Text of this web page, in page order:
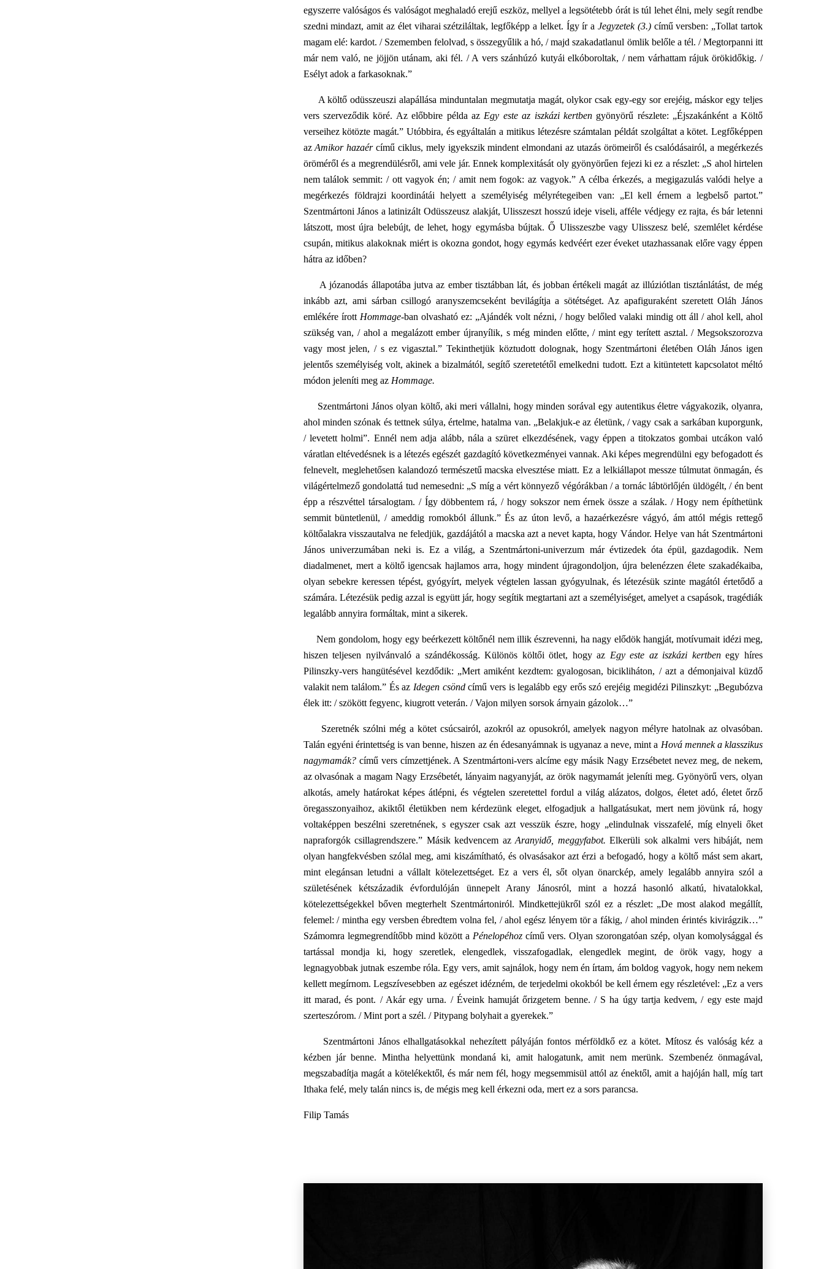
egyszerre valóságos és valóságot meghaladó erejű eszköz, mellyel a legsötétebb órát is túl lehet élni, mely segít rendbe
szedni mindazt, amit az élet viharai szétziláltak, legfőképp a lelket. Így ír aJegyzetek (3.) című versben: „Tollat tartok
magam elé: kardot. / Szememben felolvad, s összegyűlik a hó, / majd szakadatlanul ömlik belőle a tél. / Megtorpanni itt
már nem való, ne jöjjön utánam, aki fél. / A vers szánhúzó kutyái elkóboroltak, / nem várhattam rájuk örökidőkig. /
Esélyt adok a farkasoknak.”
A költő odüsszeuszi alapállása minduntalan megmutatja magát, olykor csak egy-egy sor erejéig, máskor egy teljes
vers szerveződik köré. Az előbbire példa az Egy este az iszkázi kertben gyönyörű részlete: „Éjszakánként a Költő
verseihez kötözte magát.” Utóbbira, és egyáltalán a mitikus létezésre számtalan példát szolgáltat a kötet. Legfőképpen
azAmikor hazaércímű ciklus, mely igyekszik mindent elmondani az utazás örömeiről és csalódásairól, a megérkezés
öröméről és a megrendülésről, ami vele jár. Ennek komplexitását oly gyönyörűen fejezi ki ez a részlet: „S ahol hirtelen
nem találok semmit: / ott vagyok én; / amit nem fogok: az vagyok.” A célba érkezés, a megigazulás valódi helye a
megérkezés földrajzi koordinátái helyett a személyiség mélyrétegeiben van: „El kell érnem a legbelső partot.”
Szentmártoni János a latinizált Odüsszeusz alakját, Ulisszeszt hosszú ideje viseli, afféle védjegy ez rajta, és bár letenni
látszott, most újra belebújt, de lehet, hogy egymásba bújtak. Ő Ulisszeszbe vagy Ulisszesz belé, szemlélet kérdése
csupán, mitikus alakoknak miért is okozna gondot, hogy egymás kedvéért ezer éveket utazhassanak előre vagy éppen
hátra az időben?
A józanodás állapotába jutva az ember tisztábban lát, és jobban értékeli magát az illúziótlan tisztánlátást, de még
inkább azt, ami sárban csillogó aranyszemcseként bevilágítja a sötétséget. Az apafiguraként szeretett Oláh János
emlékére írott Hommage-ban olvasható ez: „Ajándék volt nézni, / hogy belőled valaki mindig ott áll / ahol kell, ahol
szükség van, / ahol a megalázott ember újranyílik, s még minden előtte, / mint egy terített asztal. / Megsokszorozva
vagy most jelen, / s ez vigasztal.” Tekinthetjük köztudott dolognak, hogy Szentmártoni életében Oláh János igen
jelentős személyiség volt, akinek a bizalmától, segítő szeretetétől emelkedni tudott. Ezt a kitüntetett kapcsolatot méltó
módon jeleníti meg az Hommage.
Szentmártoni János olyan költő, aki meri vállalni, hogy minden sorával egy autentikus életre vágyakozik, olyanra,
ahol minden szónak és tettnek súlya, értelme, hatalma van. „Belakjuk-e az életünk, / vagy csak a sarkában kuporgunk,
/ levetett holmi”. Ennél nem adja alább, nála a szüret elkezdésének, vagy éppen a titokzatos gombai utcákon való
váratlan eltévedésnek is a létezés egészét gazdagító következményei vannak. Aki képes megrendülni egy befogadott és
felnevelt, meglehetősen kalandozó természetű macska elvesztése miatt. Ez a lelkiállapot messze túlmutat önmagán, és
világértelmező gondolattá tud nemesedni: „S míg a vért könnyező végórákban / a tornác lábtörlőjén üldögélt, / én bent
épp a részvéttel társalogtam. / Így döbbentem rá, / hogy sokszor nem érnek össze a szálak. / Hogy nem építhetünk
semmit büntetlenül, / ameddig romokból állunk.” És az úton levő, a hazaérkezésre vágyó, ám attól mégis rettegő
költőalakra visszautalva ne feledjük, gazdájától a macska azt a nevet kapta, hogy Vándor. Helye van hát Szentmártoni
János univerzumában neki is. Ez a világ, a Szentmártoni-univerzum már évtizedek óta épül, gazdagodik. Nem
diadalmenet, mert a költő igencsak hajlamos arra, hogy mindent újragondoljon, újra belenézzen élete szakadékaiba,
olyan sebekre keressen tépést, gyógyírt, melyek végtelen lassan gyógyulnak, és létezésük szinte magától értetődő a
számára. Létezésük pedig azzal is együtt jár, hogy segítik megtartani azt a személyiséget, amelyet a csapások, tragédiák
legalább annyira formáltak, mint a sikerek.
Nem gondolom, hogy egy beérkezett költőnél nem illik észrevenni, ha nagy elődök hangját, motívumait idézi meg,
hiszen teljesen nyilvánvaló a szándékosság. Különös költői ötlet, hogy az Egy este az iszkázi kertbenegy híres
Pilinszky-vers hangütésével kezdődik: „Mert amiként kezdtem: gyalogosan, bicikliháton, / azt a démonjaival küzdő
valakit nem találom.” És az Idegen csöndcímű vers is legalább egy erős szó erejéig megidézi Pilinszkyt: „Begubózva
élek itt: / szökött fegyenc, kiugrott veterán. / Vajon milyen sorsok árnyain gázolok…”
Szeretnék szólni még a kötet csúcsairól, azokról az opusokról, amelyek nagyon mélyre hatolnak az olvasóban.
Talán egyéni érintettség is van benne, hiszen az én édesanyámnak is ugyanaz a neve, mint a Hová mennek a klasszikus
nagymamák?című vers címzettjének. A Szentmártoni-vers alcíme egy másik Nagy Erzsébetet nevez meg, de nekem,
az olvasónak a magam Nagy Erzsébetét, lányaim nagyanyját, az örök nagymamát jeleníti meg. Gyönyörű vers, olyan
alkotás, amely határokat képes átlépni, és végtelen szeretettel fordul a világ alázatos, dolgos, életet adó, életet őrző
öregasszonyaihoz, akiktől életükben nem kérdezünk eleget, elfogadjuk a hallgatásukat, mert nem jövünk rá, hogy
voltaképpen beszélni szeretnének, s egyszer csak azt vesszük észre, hogy „elindulnak visszafelé, míg elnyeli őket
napraforgók csillagrendszere.” Másik kedvencem azAranyidő, meggyfabot. Elkerüli sok alkalmi vers hibáját, nem
olyan hangfekvésben szólal meg, ami kiszámítható, és olvasásakor azt érzi a befogadó, hogy a költő mást sem akart,
mint elegánsan letudni a vállalt kötelezettséget. Ez a vers él, sőt olyan önarckép, amely legalább annyira szól a
születésének kétszázadik évfordulóján ünnepelt Arany Jánosról, mint a hozzá hasonló alkatú, hivatalokkal,
kötelezettségekkel bőven megterhelt Szentmártoniról. Mindkettejükről szól ez a részlet: „De most alakod megállít,
felemel: / mintha egy versben ébredtem volna fel, / ahol egész lényem tör a fákig, / ahol minden érintés kivirágzik…”
Számomra legmegrendítőbb mind között a Pénelopéhoz című vers. Olyan szorongatóan szép, olyan komolysággal és
tartással mondja ki, hogy szeretlek, elengedlek, visszafogadlak, elengedlek megint, de örök vagy, hogy a
legnagyobbak jutnak eszembe róla. Egy vers, amit sajnálok, hogy nem én írtam, ám boldog vagyok, hogy nem nekem
kellett megírnom. Legszívesebben az egészet idézném, de terjedelmi okokból be kell érnem egy részletével: „Ez a vers
itt marad, és pont. / Akár egy urna. / Éveink hamuját őrizgetem benne. / S ha úgy tartja kedvem, / egy este majd
szerteszórom. / Mint port a szél. / Pitypang bolyhait a gyerekek.”
Szentmártoni János elhallgatásokkal nehezített pályáján fontos mérföldkő ez a kötet. Mítosz és valóság kéz a
kézben jár benne. Mintha helyettünk mondaná ki, amit halogatunk, amit nem merünk. Szembenéz önmagával,
megszabadítja magát a kötelékektől, és már nem fél, hogy megsemmisül attól az énektől, amit a hajóján hall, míg tart
Ithaka felé, mely talán nincs is, de mégis meg kell érkezni oda, mert ez a sors parancsa.
Filip Tamás